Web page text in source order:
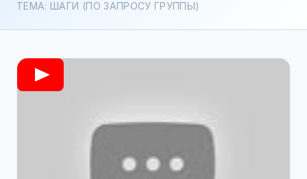
ТЕМА: ШАГИ (ПО ЗАПРОСУ ГРУППЫ)